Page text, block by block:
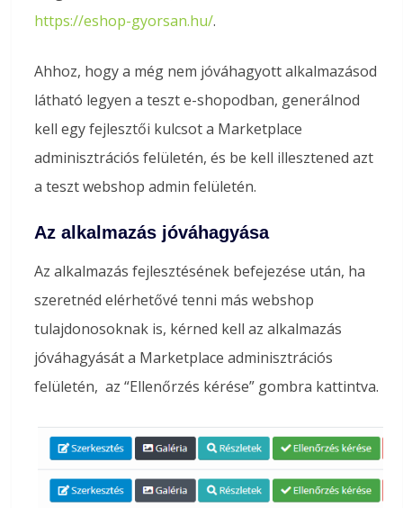
https://eshop-gyorsan.hu/.
Ahhoz, hogy a még nem jóváhagyott alkalmazásod
látható legyen a teszt e-shopodban, generálnod
kell egy fejlesztői kulcsot a Marketplace
adminisztrációs felületén, és be kell illesztened azt
a teszt webshop admin felületén.
Az alkalmazás jóváhagyása
Az alkalmazás fejlesztésének befejezése után, ha
szeretnéd elérhetővé tenni más webshop
tulajdonosoknak is, kérned kell az alkalmazás
jóváhagyását a Marketplace adminisztrációs
felületén, az “Ellenőrzés kérése” gombra kattintva.